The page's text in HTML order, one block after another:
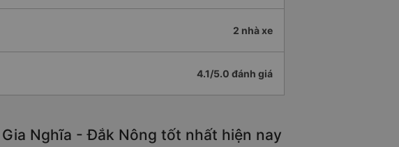
2 nhà xe
4.1/5.0 đánh giá
Nghĩa - Đắk Nông tốt nhất hiện nay